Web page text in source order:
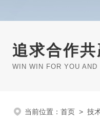
追求合作共
WIN WIN FOR YOU AND
当前位置： 首页 > 技